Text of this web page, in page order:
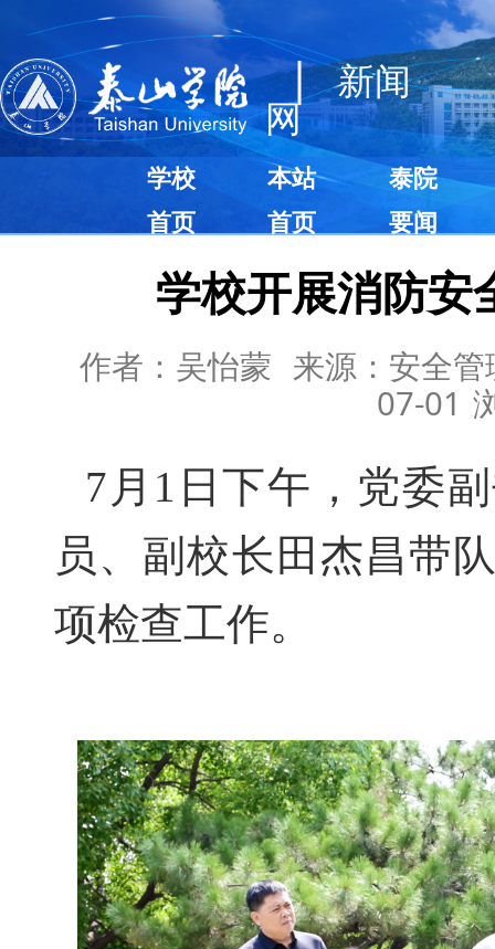
| 新闻
网
学校
首页
本站
首页
泰院
要闻
学校开展消防安
作者：吴怡蒙 来源：安全
07-01
7月1日下午，党委
员、副校长田杰昌带
项检查工作。